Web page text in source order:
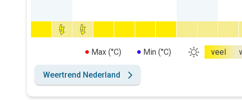
Max (°C) Min (°C) veel
Weertrend Nederland